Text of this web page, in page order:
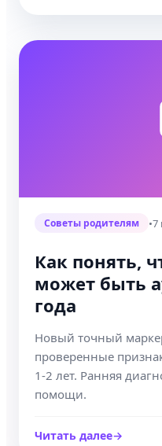
Советы родителям •7
Как понять,
может быть
года
Новый точный
проверенные
1-2 лет. Ранняя
помощи.
Читать далее